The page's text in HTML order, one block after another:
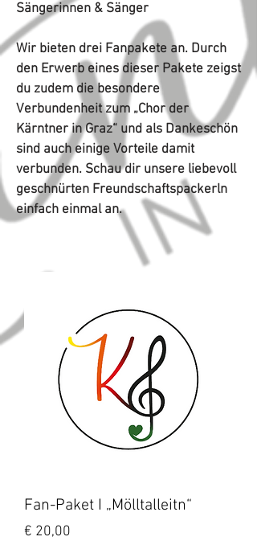
Sängerinnen & Sänger
Wir bieten drei Fanpakete an. Durch
den Erwerb eines dieser Pakete zeigst
du zudem die besondere
Verbundenheit zum „Chor der
Kärntner in Graz“ und als Dankeschön
sind auch einige Vorteile damit
verbunden. Schau dir unsere liebevoll
geschnürten Freundschaftspackerln
einfach einmal an.
Fan-Paket I „Mölltalleitn“
Preis
€ 20,00